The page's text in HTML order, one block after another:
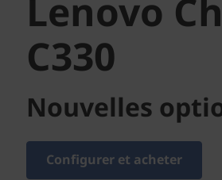
Lenovo
C330
Nouvelles
Configurer et acheter